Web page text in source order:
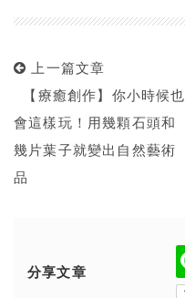
上一篇文章
【療癒創作】你小時候也
會這樣玩！用幾顆石頭和
幾片葉子就變出自然藝術
品
分享文章